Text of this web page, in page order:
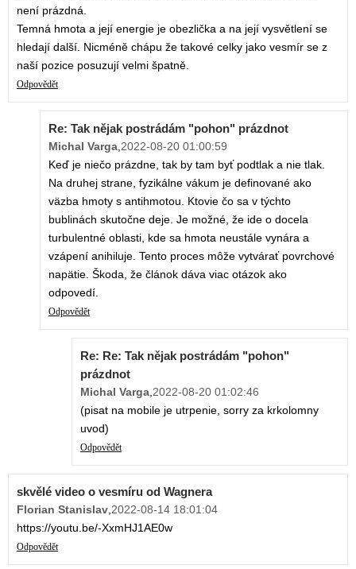
není prázdná.
Temná hmota a její energie je obezlička a na její vysvětlení se
hledají další. Nicméně chápu že takové celky jako vesmír se z
naší pozice posuzují velmi špatně.
Odpovědět
Re: Tak nějak postrádám "pohon" prázdnot
Michal Varga,2022-08-20 01:00:59
Keď je niečo prázdne, tak by tam byť podtlak a nie tlak.
Na druhej strane, fyzikálne vákum je definované ako
väzba hmoty s antihmotou. Ktovie čo sa v týchto
bublinách skutočne deje. Je možné, že ide o docela
turbulentné oblasti, kde sa hmota neustále vynára a
vzápení anihiluje. Tento proces môže vytvárať povrchové
napätie. Škoda, že článok dáva viac otázok ako
odpovedí.
Odpovědět
Re: Re: Tak nějak postrádám "pohon"
prázdnot
Michal Varga,2022-08-20 01:02:46
(pisat na mobile je utrpenie, sorry za krkolomny
uvod)
Odpovědět
skvělé video o vesmíru od Wagnera
Florian Stanislav,2022-08-14 18:01:04
https://youtu.be/-XxmHJ1AE0w
Odpovědět